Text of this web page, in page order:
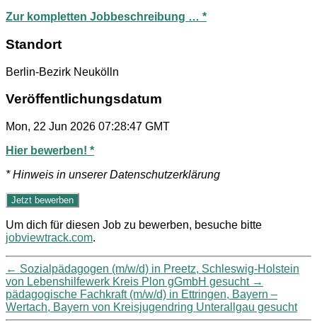
Zur kompletten Jobbeschreibung … *
Standort
Berlin-Bezirk Neukölln
Veröffentlichungsdatum
Mon, 22 Jun 2026 07:28:47 GMT
Hier bewerben! *
* Hinweis in unserer Datenschutzerklärung
Um dich für diesen Job zu bewerben, besuche bitte
jobviewtrack.com.
← Sozialpädagogen (m/w/d) in Preetz, Schleswig-Holstein
von Lebenshilfewerk Kreis Plon gGmbH gesucht →
pädagogische Fachkraft (m/w/d) in Ettringen, Bayern –
Wertach, Bayern von Kreisjugendring Unterallgau gesucht